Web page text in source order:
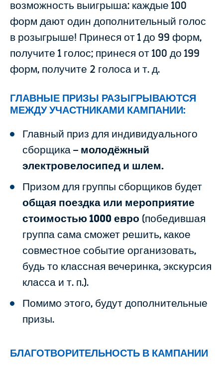
возможность выигрыша: каждые 100
форм дают один дополнительный голос
в розыгрыше! Принеся от 1 до 99 форм,
получите 1 голос; принеся от 100 до 199
форм, получите 2 голоса и т. д.
ГЛАВНЫЕ ПРИЗЫ РАЗЫГРЫВАЮТСЯ
МЕЖДУ УЧАСТНИКАМИ КАМПАНИИ:
Главный приз для индивидуального
сборщика – молодёжный
электровелосипед и шлем.
Призом для группы сборщиков будет
общая поездка или мероприятие
стоимостью 1000 евро (победившая
группа сама сможет решить, какое
совместное событие организовать,
будь то классная вечеринка, экскурсия
класса и т. п.).
Помимо этого, будут дополнительные
призы.
БЛАГОТВОРИТЕЛЬНОСТЬ В КАМПАНИИ